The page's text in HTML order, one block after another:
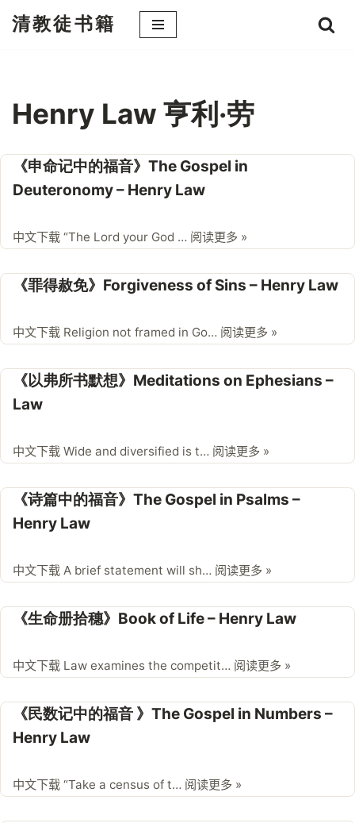
文
清教徒书籍
Henry Law 亨利·劳
《申命记中的福音》The Gospel in
Deuteronomy – Henry Law
中文下载 “The Lord your God … 阅读更多 »
《罪得赦免》Forgiveness of Sins – Henry Law
中文下载 Religion not framed in Go… 阅读更多 »
《以弗所书默想》Meditations on Ephesians –
Law
中文下载 Wide and diversified is t… 阅读更多 »
《诗篇中的福音》The Gospel in Psalms –
Henry Law
中文下载 A brief statement will sh… 阅读更多 »
《生命册拾穗》Book of Life – Henry Law
中文下载 Law examines the competit… 阅读更多 »
《民数记中的福音 》The Gospel in Numbers –
Henry Law
中文下载 “Take a census of t… 阅读更多 »